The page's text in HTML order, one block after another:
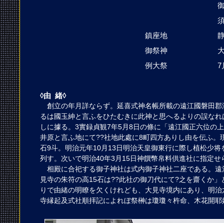
鎮座地
御祭神
例大祭
7
◊由 緒◊
創立の年月詳ならず。延喜式神名帳所載の遠江國磐田
るは國玉紳と言ふをひたむきに此神と思へるよりの誤な
しに據る。3實録貞観7年5月8日の條に「遠江國正六位の
井原と言ふ地にて??社地此處に8町四方ありし由を伝ふ
石9斗。明治元年10月13日明治天皇御東行に際し植松少
列す。次いで明治40年3月15日神饌幣帛料供進社に指定せ
相殿に合祀する御子神社は式内御子神社二座である。
見寺の朱符の高15石は??此社の御刀代にて?之を齋くか
りで由緒の明瞭を欠くけれども、大見寺境内にあり、明
寺縁起及式社順拝記によれぼ祭榊は瓊瓊々杵命、木花開